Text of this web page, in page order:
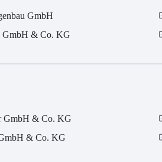
GmbH
GmbH & Co. KG
GmbH & Co. KG
& Co. KG